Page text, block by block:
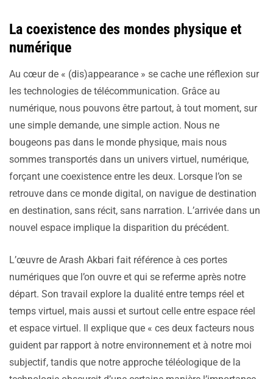
La coexistence des mondes physique et
numérique
Au cœur de « (dis)appearance » se cache une réflexion sur
les technologies de télécommunication. Grâce au
numérique, nous pouvons être partout, à tout moment, sur
une simple demande, une simple action. Nous ne
bougeons pas dans le monde physique, mais nous
sommes transportés dans un univers virtuel, numérique,
forçant une coexistence entre les deux. Lorsque l’on se
retrouve dans ce monde digital, on navigue de destination
en destination, sans récit, sans narration. L’arrivée dans un
nouvel espace implique la disparition du précédent.
L’œuvre de Arash Akbari fait référence à ces portes
numériques que l’on ouvre et qui se referme après notre
départ. Son travail explore la dualité entre temps réel et
temps virtuel, mais aussi et surtout celle entre espace réel
et espace virtuel. Il explique que « ces deux facteurs nous
guident par rapport à notre environnement et à notre moi
subjectif, tandis que notre approche téléologique de la